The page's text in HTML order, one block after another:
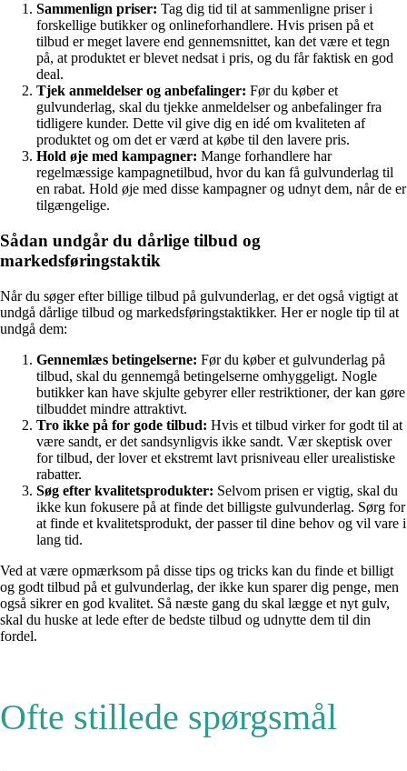
Sammenlign priser: Tag dig tid til at sammenligne priser i
forskellige butikker og onlineforhandlere. Hvis prisen på et
tilbud er meget lavere end gennemsnittet, kan det være et tegn
på, at produktet er blevet nedsat i pris, og du får faktisk en god
deal.
Tjek anmeldelser og anbefalinger: Før du køber et
gulvunderlag, skal du tjekke anmeldelser og anbefalinger fra
tidligere kunder. Dette vil give dig en idé om kvaliteten af
produktet og om det er værd at købe til den lavere pris.
Hold øje med kampagner: Mange forhandlere har
regelmæssige kampagnetilbud, hvor du kan få gulvunderlag til
en rabat. Hold øje med disse kampagner og udnyt dem, når de er
tilgængelige.
Sådan undgår du dårlige tilbud og
markedsføringstaktik
Når du søger efter billige tilbud på gulvunderlag, er det også vigtigt at
undgå dårlige tilbud og markedsføringstaktikker. Her er nogle tip til at
undgå dem:
Gennemlæs betingelserne: Før du køber et gulvunderlag på
tilbud, skal du gennemgå betingelserne omhyggeligt. Nogle
butikker kan have skjulte gebyrer eller restriktioner, der kan gøre
tilbuddet mindre attraktivt.
Tro ikke på for gode tilbud: Hvis et tilbud virker for godt til at
være sandt, er det sandsynligvis ikke sandt. Vær skeptisk over
for tilbud, der lover et ekstremt lavt prisniveau eller urealistiske
rabatter.
Søg efter kvalitetsprodukter: Selvom prisen er vigtig, skal du
ikke kun fokusere på at finde det billigste gulvunderlag. Sørg for
at finde et kvalitetsprodukt, der passer til dine behov og vil vare i
lang tid.
Ved at være opmærksom på disse tips og tricks kan du finde et billigt
og godt tilbud på et gulvunderlag, der ikke kun sparer dig penge, men
også sikrer en god kvalitet. Så næste gang du skal lægge et nyt gulv,
skal du huske at lede efter de bedste tilbud og udnytte dem til din
fordel.
Ofte stillede spørgsmål